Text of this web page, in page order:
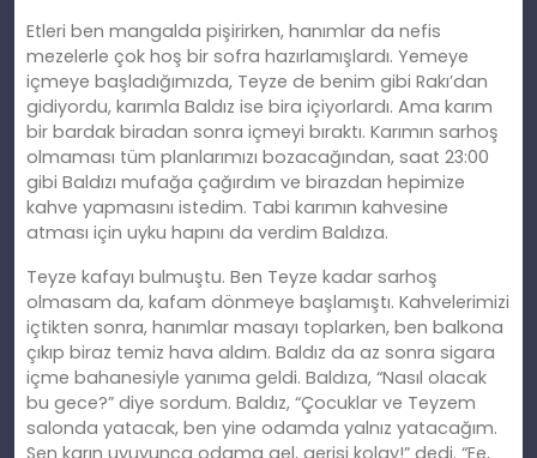
Etleri ben mangalda pişirirken, hanımlar da nefis
mezelerle çok hoş bir sofra hazırlamışlardı. Yemeye
içmeye başladığımızda, Teyze de benim gibi Rakı’dan
gidiyordu, karımla Baldız ise bira içiyorlardı. Ama karım
bir bardak biradan sonra içmeyi bıraktı. Karımın sarhoş
olmaması tüm planlarımızı bozacağından, saat 23:00
gibi Baldızı mufağa çağırdım ve birazdan hepimize
kahve yapmasını istedim. Tabi karımın kahvesine
atması için uyku hapını da verdim Baldıza.
Teyze kafayı bulmuştu. Ben Teyze kadar sarhoş
olmasam da, kafam dönmeye başlamıştı. Kahvelerimizi
içtikten sonra, hanımlar masayı toplarken, ben balkona
çıkıp biraz temiz hava aldım. Baldız da az sonra sigara
içme bahanesiyle yanıma geldi. Baldıza, “Nasıl olacak
bu gece?” diye sordum. Baldız, “Çocuklar ve Teyzem
salonda yatacak, ben yine odamda yalnız yatacağım.
Sen karın uyuyunca odama gel, gerisi kolay!” dedi. “Ee,